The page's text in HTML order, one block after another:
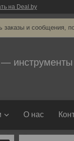
на Deal.by
и сообщения,
О нас